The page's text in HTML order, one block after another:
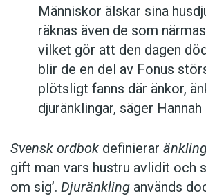
Människor älskar sina
räknas även de som
vilket gör att den dagen
blir de en del av Fonus
plötsligt fanns där änkor,
djuränklingar, säger
Svensk ordbok definierar
gift man vars hustru av­lidit och
om sig’. Djuränkling används